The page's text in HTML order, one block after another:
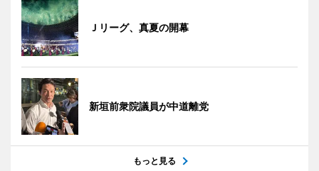
Ｊリーグ、真夏の開幕
新垣前衆院議員が中道離党
もっと見る